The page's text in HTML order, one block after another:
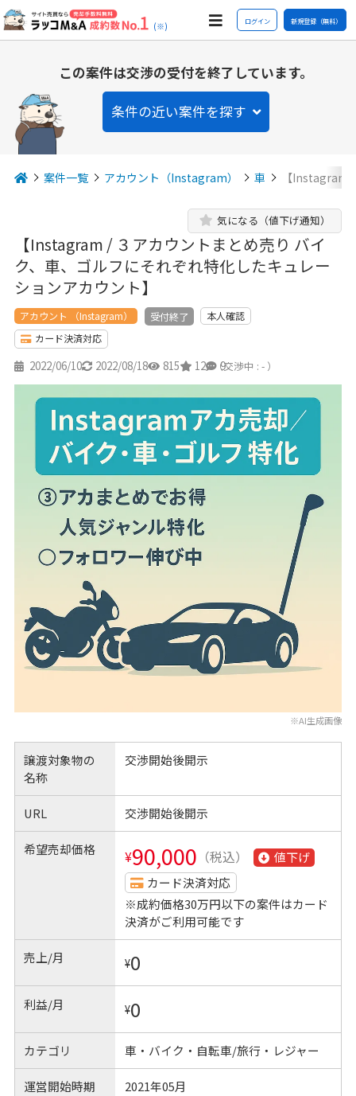
(※) ログイン 新規登録（無料）
この案件は交渉の受付を終了しています。
条件の近い案件を探す
案件一覧 アカウント（Instagram） 車 【Instagram
【Instagram / ３アカウントまとめ売り バイ
ク、車、ゴルフにそれぞれ特化したキュレー
ションアカウント】
気になる（値下げ通知）
アカウント （Instagram） 受付終了
本人確認
カード決済対応
2022/06/10 2022/08/18 815 12 9
（交渉中 : - ）
※AI生成画像
譲渡対象物の
名称
交渉開始後開示
URL 交渉開始後開示
希望売却価格 ¥90,000 （税込）
値下げ
カード決済対応
※成約価格30万円以下の案件はカード
決済がご利用可能です
売上/月 ¥0
利益/月 ¥0
カテゴリ 車・バイク・自転車/旅行・レジャー
運営開始時期 2021年05月